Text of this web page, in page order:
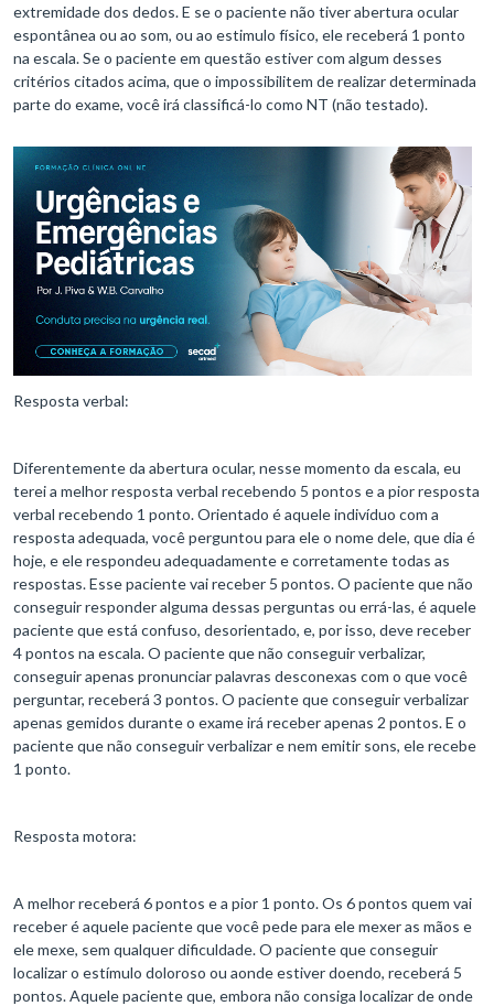
extremidade dos dedos. E se o paciente não tiver abertura ocular
espontânea ou ao som, ou ao estimulo físico, ele receberá 1 ponto
na escala. Se o paciente em questão estiver com algum desses
critérios citados acima, que o impossibilitem de realizar determinada
parte do exame, você irá classificá-lo como NT (não testado).
Resposta verbal:
Diferentemente da abertura ocular, nesse momento da escala, eu
terei a melhor resposta verbal recebendo 5 pontos e a pior resposta
verbal recebendo 1 ponto. Orientado é aquele indivíduo com a
resposta adequada, você perguntou para ele o nome dele, que dia é
hoje, e ele respondeu adequadamente e corretamente todas as
respostas. Esse paciente vai receber 5 pontos. O paciente que não
conseguir responder alguma dessas perguntas ou errá-las, é aquele
paciente que está confuso, desorientado, e, por isso, deve receber
4 pontos na escala. O paciente que não conseguir verbalizar,
conseguir apenas pronunciar palavras desconexas com o que você
perguntar, receberá 3 pontos. O paciente que conseguir verbalizar
apenas gemidos durante o exame irá receber apenas 2 pontos. E o
paciente que não conseguir verbalizar e nem emitir sons, ele recebe
1 ponto.
Resposta motora:
A melhor receberá 6 pontos e a pior 1 ponto. Os 6 pontos quem vai
receber é aquele paciente que você pede para ele mexer as mãos e
ele mexe, sem qualquer dificuldade. O paciente que conseguir
localizar o estímulo doloroso ou aonde estiver doendo, receberá 5
pontos. Aquele paciente que, embora não consiga localizar de onde